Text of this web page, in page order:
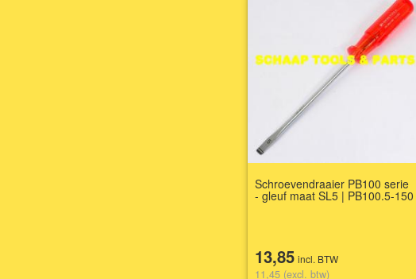
Schroevendraaier PB100 serie
- gleuf maat SL5 | PB100.5-150
13,85 incl. BTW
11,45 (excl. btw)